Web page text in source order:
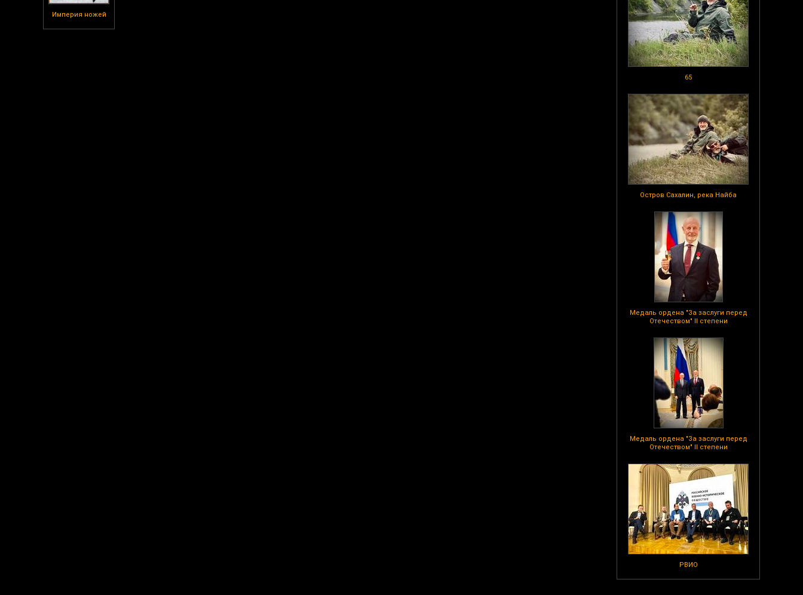
Империя ножей
65
Остров Сахалин, река Найба
Медаль ордена "За заслуги перед
Отечеством" II степени
Медаль ордена "За заслуги перед
Отечеством" II степени
РВИО